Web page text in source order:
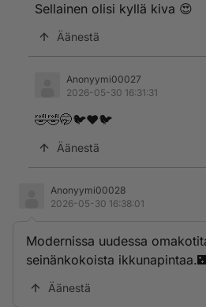
Sellainen olisi kyllä kiva 😍
Äänestä
Anonyymi00027
2026-05-30 16:31:31
🤣🤣🤭🐦❤️🐦
Äänestä
Anonyymi00028
2026-05-30 16:38:01
Modernissa uudessa
seinänkokoista
Äänestä